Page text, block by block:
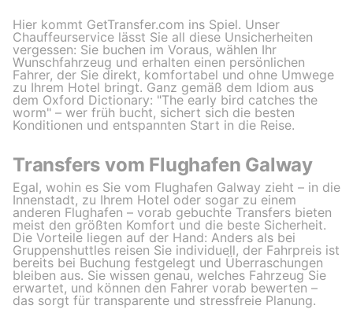
Hier kommt GetTransfer.com ins Spiel. Unser
Chauffeurservice lässt Sie all diese Unsicherheiten
vergessen: Sie buchen im Voraus, wählen Ihr
Wunschfahrzeug und erhalten einen persönlichen
Fahrer, der Sie direkt, komfortabel und ohne Umwege
zu Ihrem Hotel bringt. Ganz gemäß dem Idiom aus
dem Oxford Dictionary: "The early bird catches the
worm" – wer früh bucht, sichert sich die besten
Konditionen und entspannten Start in die Reise.
Transfers vom Flughafen Galway
Egal, wohin es Sie vom Flughafen Galway zieht – in die
Innenstadt, zu Ihrem Hotel oder sogar zu einem
anderen Flughafen – vorab gebuchte Transfers bieten
meist den größten Komfort und die beste Sicherheit.
Die Vorteile liegen auf der Hand: Anders als bei
Gruppenshuttles reisen Sie individuell, der Fahrpreis ist
bereits bei Buchung festgelegt und Überraschungen
bleiben aus. Sie wissen genau, welches Fahrzeug Sie
erwartet, und können den Fahrer vorab bewerten –
das sorgt für transparente und stressfreie Planung.